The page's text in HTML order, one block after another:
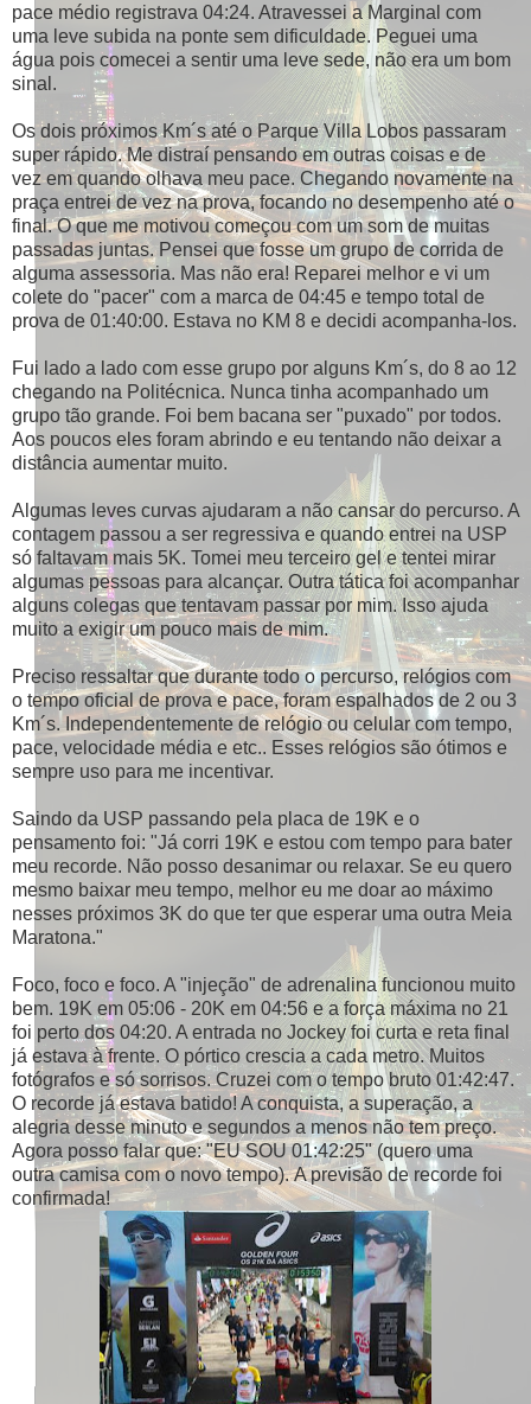
pace médio registrava 04:24. Atravessei a Marginal com
uma leve subida na ponte sem dificuldade. Peguei uma
água pois comecei a sentir uma leve sede, não era um bom
sinal.
Os dois próximos Km´s até o Parque Villa Lobos passaram
super rápido. Me distraí pensando em outras coisas e de
vez em quando olhava meu pace. Chegando novamente na
praça entrei de vez na prova, focando no desempenho até o
final. O que me motivou começou com um som de muitas
passadas juntas. Pensei que fosse um grupo de corrida de
alguma assessoria. Mas não era! Reparei melhor e vi um
colete do "pacer" com a marca de 04:45 e tempo total de
prova de 01:40:00. Estava no KM 8 e decidi acompanha-los.
Fui lado a lado com esse grupo por alguns Km´s, do 8 ao 12
chegando na Politécnica. Nunca tinha acompanhado um
grupo tão grande. Foi bem bacana ser "puxado" por todos.
Aos poucos eles foram abrindo e eu tentando não deixar a
distância aumentar muito.
Algumas leves curvas ajudaram a não cansar do percurso. A
contagem passou a ser regressiva e quando entrei na USP
só faltavam mais 5K. Tomei meu terceiro gel e tentei mirar
algumas pessoas para alcançar. Outra tática foi acompanhar
alguns colegas que tentavam passar por mim. Isso ajuda
muito a exigir um pouco mais de mim.
Preciso ressaltar que durante todo o percurso, relógios com
o tempo oficial de prova e pace, foram espalhados de 2 ou 3
Km´s. Independentemente de relógio ou celular com tempo,
pace, velocidade média e etc.. Esses relógios são ótimos e
sempre uso para me incentivar.
Saindo da USP passando pela placa de 19K e o
pensamento foi: "Já corri 19K e estou com tempo para bater
meu recorde. Não posso desanimar ou relaxar. Se eu quero
mesmo baixar meu tempo, melhor eu me doar ao máximo
nesses próximos 3K do que ter que esperar uma outra Meia
Maratona."
Foco, foco e foco. A "injeção" de adrenalina funcionou muito
bem. 19K em 05:06 - 20K em 04:56 e a força máxima no 21
foi perto dos 04:20. A entrada no Jockey foi curta e reta final
já estava à frente. O pórtico crescia a cada metro. Muitos
fotógrafos e só sorrisos. Cruzei com o tempo bruto 01:42:47.
O recorde já estava batido! A conquista, a superação, a
alegria desse minuto e segundos a menos não tem preço.
Agora posso falar que: "EU SOU 01:42:25" (quero uma
outra camisa com o novo tempo).A previsão de recorde foi
confirmada!